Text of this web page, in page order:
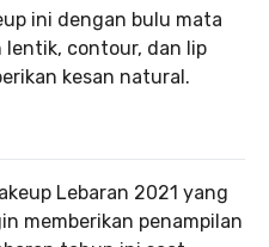
ini dengan bulu mata
lentik, contour, dan lip
kesan natural.
Lebaran 2021 yang
memberikan penampilan